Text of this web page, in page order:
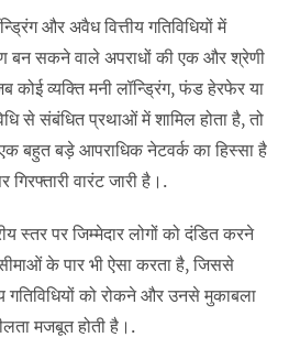
और अवैध वित्तीय गतिविधियों में
बन सकने वाले अपराधों की एक और श्रेणी
कोई व्यक्ति मनी लॉन्ड्रिंग, फंड हेरफेर या
से संबंधित प्रथाओं में शामिल होता है, तो
बहुत बड़े आपराधिक नेटवर्क का हिस्सा है
वारंट जारी है।.
स्तर पर जिम्मेदार लोगों को दंडित करने
के पार भी ऐसा करता है, जिससे
गतिविधियों को रोकने और उनसे मुकाबला
मजबूत होती है।.